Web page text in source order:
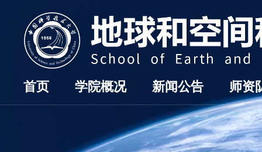
首页 学院概况 新闻公告 师资